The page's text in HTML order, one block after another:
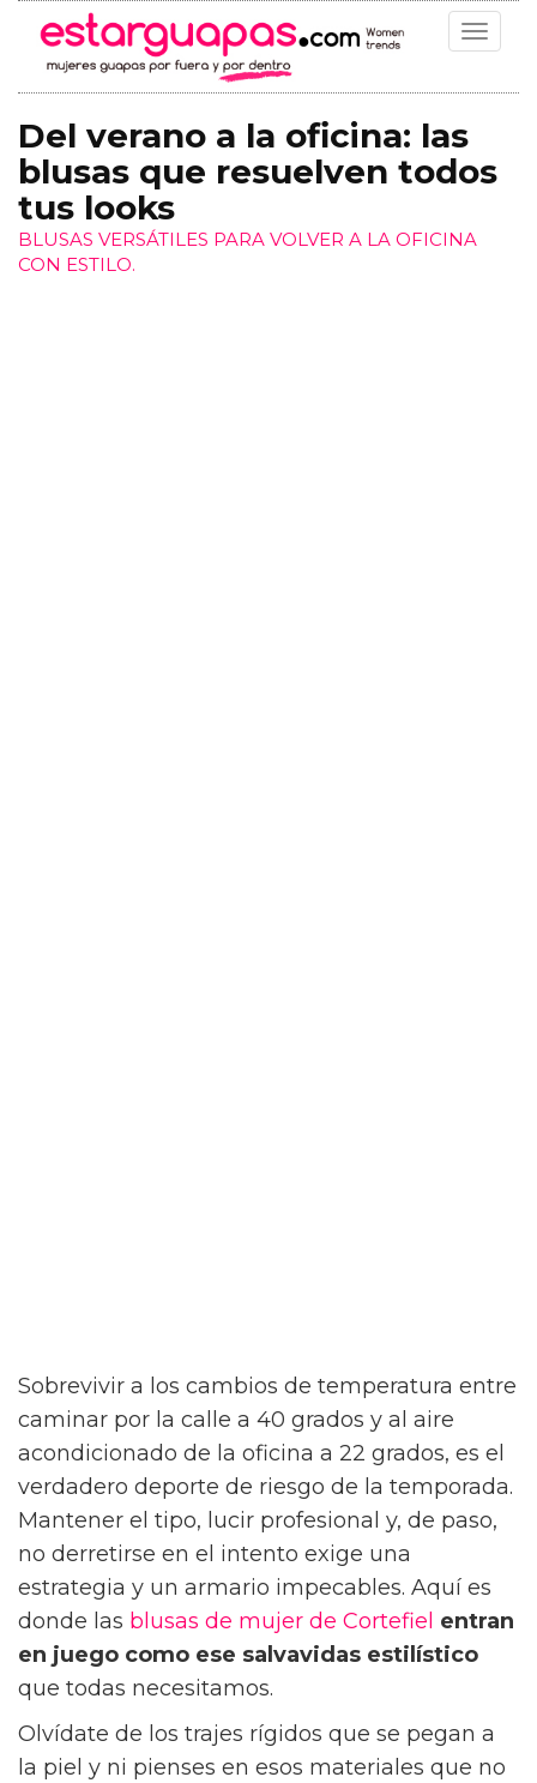
Toggle
Del verano a la oficina: las
blusas que resuelven todos
tus looks
BLUSAS VERSÁTILES PARA VOLVER A LA OFICINA
CON ESTILO.
Sobrevivir a los cambios de temperatura entre
caminar por la calle a 40 grados y al aire
acondicionado de la oficina a 22 grados, es el
verdadero deporte de riesgo de la temporada.
Mantener el tipo, lucir profesional y, de paso,
no derretirse en el intento exige una
estrategia y un armario impecables. Aquí es
donde las blusas de mujer de Cortefiel entran
en juego como ese salvavidas estilístico
que todas necesitamos.
Olvídate de los trajes rígidos que se pegan a
la piel y ni pienses en esos materiales que no